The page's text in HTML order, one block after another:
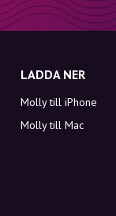
LADDA NER
Molly till iPhone
Molly till Mac